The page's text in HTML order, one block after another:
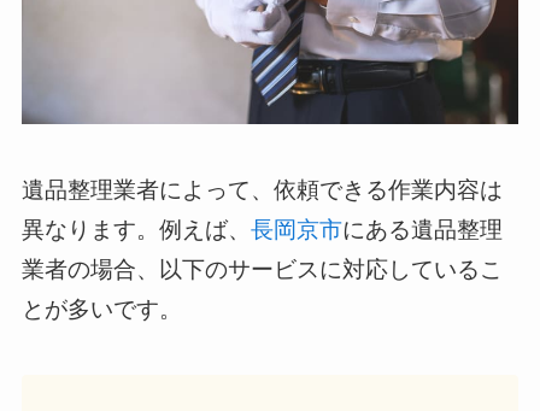
遺品整理業者によって、依頼できる作業内容は
異なります。例えば、 長岡京市にある遺品整理
業者の場合、以下のサービスに対応しているこ
とが多いです。